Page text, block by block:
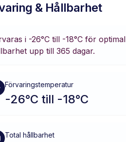
& Hållbarhet
i -26°C till -18°C för optimal
upp till 365 dagar.
Förvaringstemperatur
-26°C till -18°C
Total hållbarhet